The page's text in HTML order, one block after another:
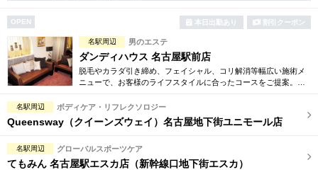
OPEN 本日出勤あり 割引クーポン
名駅周辺 男のエステ
ダンディハウス 名古屋駅前店
脱毛やカラダ引き締め、フェイシャル、コリ解消等幅広い施術メ
ニューで、お客様のライフスタイルに合ったコースをご提案。各
の効果を実感しています。
名駅周辺 ボディケア・リフレクソロジー
Queensway（クイーンズウェイ）名古屋地下街ユニモール店
名駅周辺 グローバルスポーツケア
てもみん 名古屋駅エスカ店（新幹線口地下街エスカ）